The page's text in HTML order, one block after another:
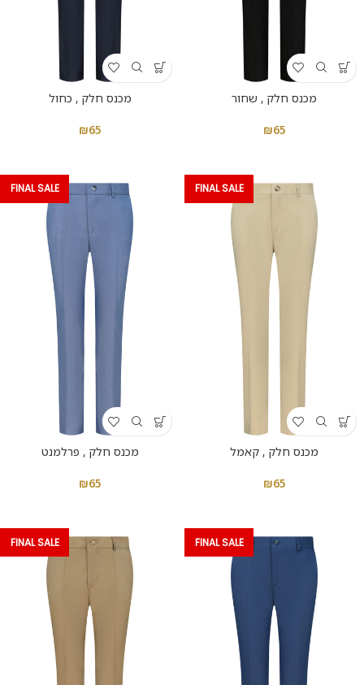
מכנס חלק , שחור
₪65
מכנס חלק , כחול
₪65
FINAL SALE
מכנס חלק , קאמל
₪65
FINAL SALE
מכנס חלק , פרלמנט
₪65
FINAL SALE
FINAL SALE